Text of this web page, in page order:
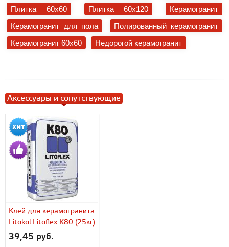
Плитка 60x60
Плитка 60x120
Керамогранит
Керамогранит для пола
Полированный керамогранит
Керамогранит 60x60
Недорогой керамогранит
Аксессуары и сопутствующие
Клей для керамогранита
Litokol Litoflex K80 (25кг)
39,45 руб.